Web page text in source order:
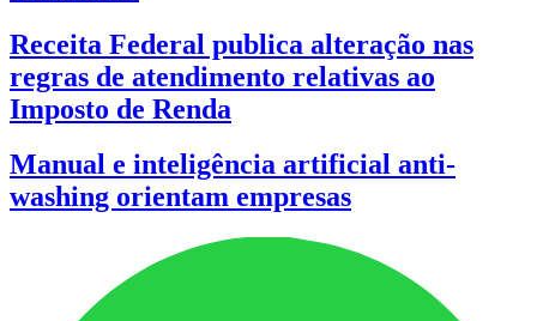
Receita Federal publica alteração nas
regras de atendimento relativas ao
Imposto de Renda
Manual e inteligência artificial anti-
washing orientam empresas